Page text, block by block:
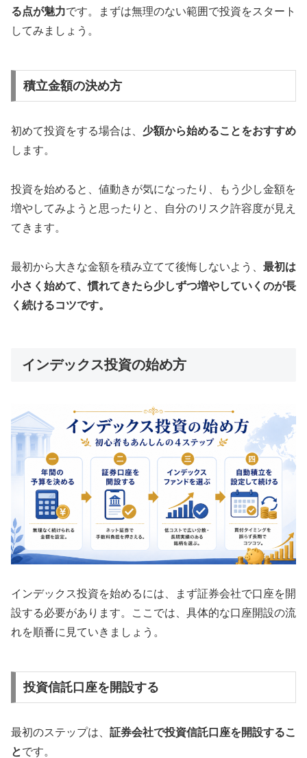
る点が魅力です。まずは無理のない範囲で投資をスタート
してみましょう。
積立金額の決め方
初めて投資をする場合は、 少額から始めることをおすすめ
します。
投資を始めると、値動きが気になったり、もう少し金額を
増やしてみようと思ったりと、自分のリスク許容度が見え
てきます。
最初から大きな金額を積み立てて後悔しないよう、 最初は
小さく始めて、慣れてきたら少しずつ増やしていくのが長
く続けるコツです。
インデックス投資の始め方
インデックス投資を始めるには、まず証券会社で口座を開
設する必要があります。ここでは、具体的な口座開設の流
れを順番に見ていきましょう。
投資信託口座を開設する
最初のステップは、 証券会社で投資信託口座を開設するこ
とです。